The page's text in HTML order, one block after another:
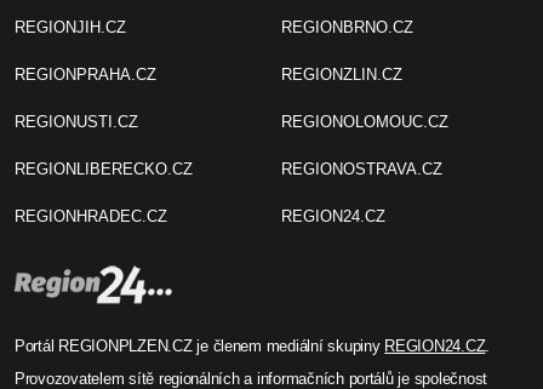
REGIONJIH.CZ
REGIONPRAHA.CZ
REGIONUSTI.CZ
REGIONLIBERECKO.CZ
REGIONHRADEC.CZ
REGIONBRNO.CZ
REGIONZLIN.CZ
REGIONOLOMOUC.CZ
REGIONOSTRAVA.CZ
REGION24.CZ
Portál REGIONPLZEN.CZ je členem mediální skupiny REGION24.CZ.
Provozovatelem sítě regionálních a informačních portálů je společnost